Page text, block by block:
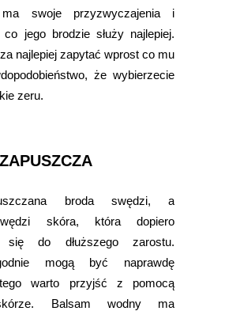
ma swoje przyzwyczajenia i
jego brodzie służy najlepiej.
najlepiej zapytać wprost co mu
że wybierzecie
zeru.
broda swędzi, a
skóra, która dopiero
się do dłuższego zarostu.
mogą być naprawdę
warto przyjść z pomocą
Balsam wodny ma